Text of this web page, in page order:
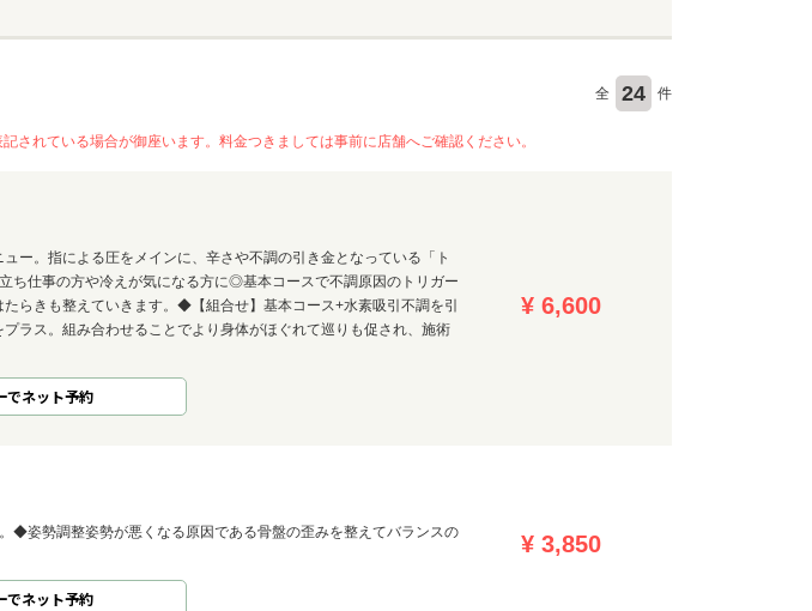
全 24 件
れている場合が御座います。料金つきましては事前に店舗へご確認ください。
ー。指による圧をメインに、辛さや不調の引き金となっている「ト
ち仕事の方や冷えが気になる方に◎基本コースで不調原因のトリガー
らきも整えていきます。◆【組合せ】基本コース+水素吸引不調を引
ラス。組み合わせることでより身体がほぐれて巡りも促され、施術
¥ 6,600
でネット予約
◆姿勢調整姿勢が悪くなる原因である骨盤の歪みを整えてバランスの
¥ 3,850
でネット予約